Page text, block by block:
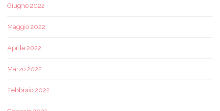
Giugno 2022
Maggio 2022
Aprile 2022
Marzo 2022
Febbraio 2022